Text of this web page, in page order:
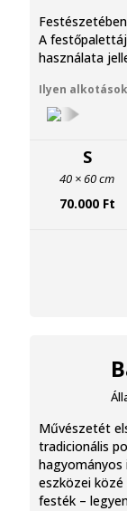
A
használata
Ilyen
S
40 × 60 cm
70.000 Ft
Művészetét
tradicionális
hagyományos
eszközei
festék –